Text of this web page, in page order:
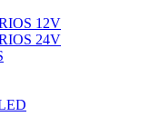
12V
24V